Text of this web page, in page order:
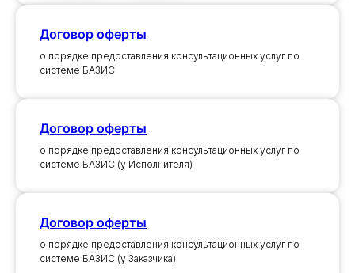
Договор оферты
о порядке предоставления консультационных услуг по
системе БАЗИС
Договор оферты
о порядке предоставления консультационных услуг по
системе БАЗИС (у Исполнителя)
Договор оферты
о порядке предоставления консультационных услуг по
системе БАЗИС (у Заказчика)